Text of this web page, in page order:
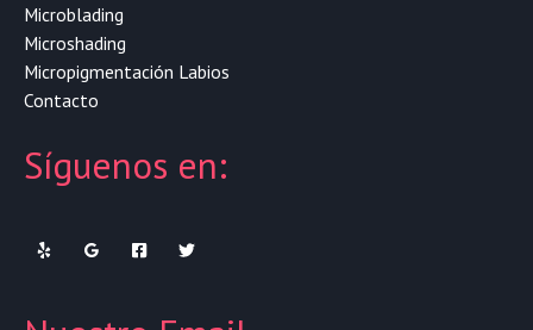
Microblading
Microshading
Micropigmentación Labios
Contacto
Síguenos en: